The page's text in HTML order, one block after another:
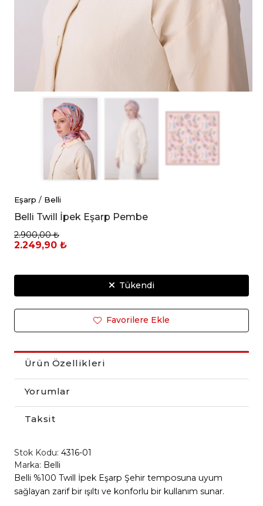
Eşarp / Belli
Belli Twill İpek Eşarp Pembe
2.900,00 ₺
2.249,90 ₺
Tükendi
Favorilere Ekle
Ürün Özellikleri
Yorumlar
Taksit
Stok Kodu: 4316-01
Marka: Belli
Belli %100 Twill İpek Eşarp Şehir temposuna uyum
sağlayan zarif bir ışıltı ve konforlu bir kullanım sunar.